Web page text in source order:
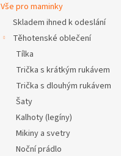
Vše pro maminky
Skladem ihned k odeslání
Těhotenské oblečení
Tílka
Trička s krátkým rukávem
Trička s dlouhým rukávem
Šaty
Kalhoty (legíny)
Mikiny a svetry
Noční prádlo